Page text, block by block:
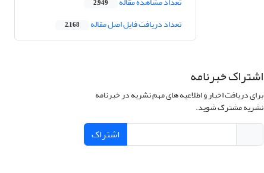
2,949
تعداد دریافت فایل اصل مقاله 2,168
اشتراک خبرنامه
برای دریافت اخبار و اطلاعیه های مهم نشریه در خبرنامه
نشریه مشترک شوید.
اشتراک